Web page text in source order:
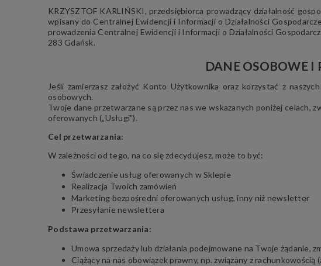
KRZYSZTOF KARLIŃSKI, przedsiębiorca prowadzący działalność
wpisany do Centralnej Ewidencji i Informacji o Działalności
prowadzenia Centralnej Ewidencji i Informacji o Działalności
283 Gdańsk.
DANE OSOBOWE I
Jeśli zamierzasz założyć Konto Użytkownika oraz korzystać z
osobowych.
Twoje dane przetwarzane są przez nas we wskazanych poniżej celach,
oferowanych („Usługi”).
Cel przetwarzania:
W zależności od tego, na co się zdecydujesz, może to być:
Świadczenie usług oferowanych w Sklepie
Realizacja Twoich zamówień
Marketing bezpośredni oferowanych usług, inny niż newsletter
Przesyłanie newslettera
Podstawa przetwarzania:
Umowa sprzedaży lub działania podejmowane na Twoje żądanie,
Ciążący na nas obowiązek prawny, np. związany z rachunkowością